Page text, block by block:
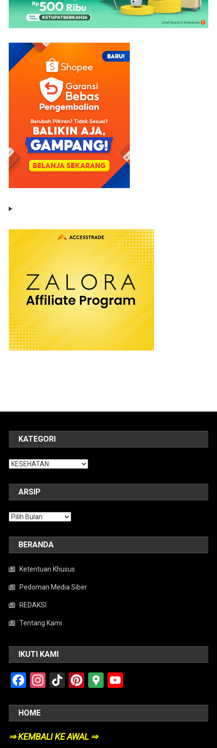
KATEGORI
Kategori
ARSIP
Arsip
BERANDA
Ketentuan Khusus
Pedoman Media Siber
REDAKSI
Tentang Kami
IKUTI KAMI
Facebook
Instagram
TikTokPinterest
Google
HOME
⇒ KEMBALI KE AWAL ⇒